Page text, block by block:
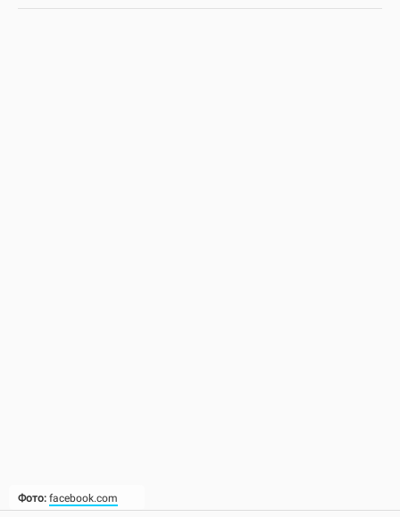
Фото: facebook.com